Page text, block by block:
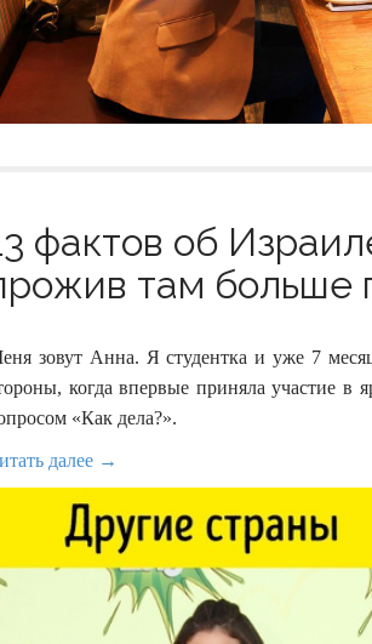
фактов об
там больше
зовут Анна. Я студентка и уже 7
когда впервые приняла участие в
«Как дела?».
далее →